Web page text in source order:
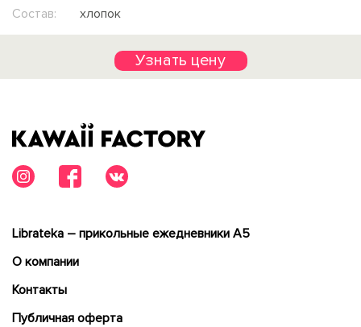
Состав: хлопок
Узнать цену
Librateka – прикольные ежедневники А5
О компании
Контакты
Публичная оферта